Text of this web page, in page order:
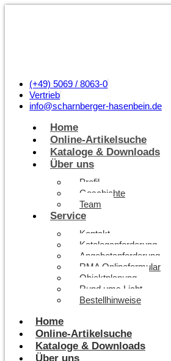
(+49) 5069 / 8063-0
Vertrieb
info@scharnberger-hasenbein.de
Home
Online-Artikelsuche
Kataloge & Downloads
Über uns
Profil
Geschichte
Team
Service
Kontakt
Kataloganforderung
Angebotanforderung
RMA Onlineformular
Objektplanung
Rund ums Licht
Bestellhinweise
Home
Online-Artikelsuche
Kataloge & Downloads
Über uns